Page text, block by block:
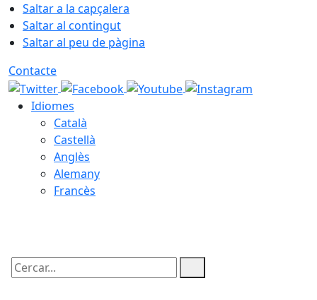
Saltar a la capçalera
Saltar al contingut
Saltar al peu de pàgina
Contacte
Idiomes
Català
Castellà
Anglès
Alemany
Francès
Cercar: